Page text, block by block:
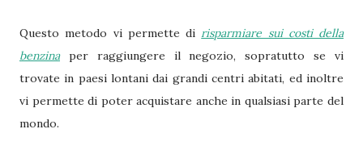
Questo metodo vi permette dirisparmiare sui costi della
benzinaper raggiungere il negozio, sopratutto se vi
trovate in paesi lontani dai grandi centri abitati, ed inoltre
vi permette di poter acquistare anche in qualsiasi parte del
mondo.